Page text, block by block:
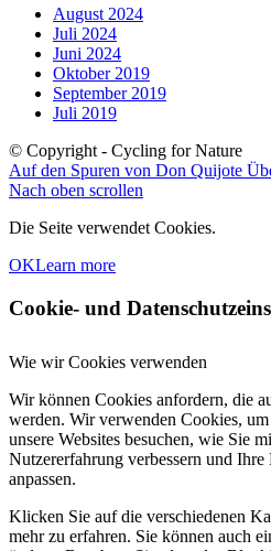
August 2024
Juli 2024
Juni 2024
Oktober 2019
September 2019
Juli 2019
© Copyright - Cycling for Nature
Auf den Spuren von Don Quijote
Nach oben scrollen
Die Seite verwendet Cookies.
OKLearn more
Cookie- und
Wie wir Cookies verwenden
Wir können Cookies anfordern, die
werden. Wir verwenden Cookies,
unsere Websites besuchen, wie Sie
Nutzererfahrung verbessern und
anpassen.
Klicken Sie auf die verschiedenen
mehr zu erfahren. Sie können auch